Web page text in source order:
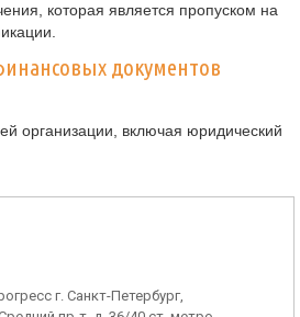
которая является пропуском на
документов
организации, включая юридический
г. Санкт-Петербург,